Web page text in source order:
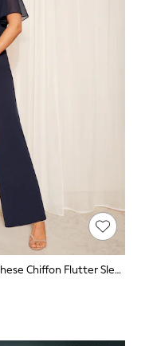
Marinha - Friends Like These Chiffon Flutter Sleeve Macacão